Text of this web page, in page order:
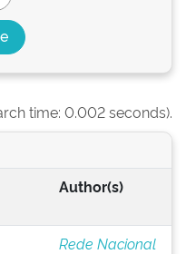
time: 0.002 seconds).
Author(s)
Rede Nacional